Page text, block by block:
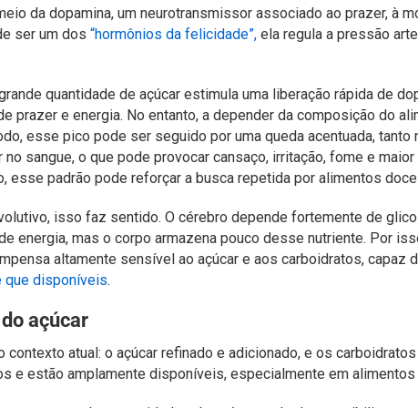
da dopamina, um neurotransmissor associado ao prazer, à
ser um dos “hormônios da felicidade”, ela regula a pressão
quantidade de açúcar estimula uma liberação rápida de
prazer e energia. No entanto, a depender da composição do
esse pico pode ser seguido por uma queda acentuada, tanto
no sangue, o que pode provocar cansaço, irritação, fome e
esse padrão pode reforçar a busca repetida por alimentos
isso faz sentido. O cérebro depende fortemente de
energia, mas o corpo armazena pouco desse nutriente. Por
altamente sensível ao açúcar e aos carboidratos, capaz
que disponíveis.
açúcar
contexto atual: o açúcar refinado e adicionado, e os
e estão amplamente disponíveis, especialmente em